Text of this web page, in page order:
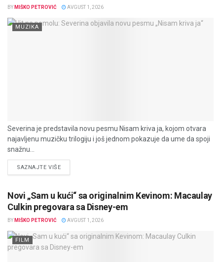
BY MIŠKO PETROVIĆ AVGUST 1, 2026
MUZIKA
Severina je predstavila novu pesmu Nisam kriva ja, kojom otvara
najavljenu muzičku trilogiju i još jednom pokazuje da ume da spoji
snažnu...
SAZNAJTE VIŠEDETAILS
Novi „Sam u kući“ sa originalnim Kevinom: Macaulay
Culkin pregovara sa Disney-em
BY MIŠKO PETROVIĆ AVGUST 1, 2026
FILM